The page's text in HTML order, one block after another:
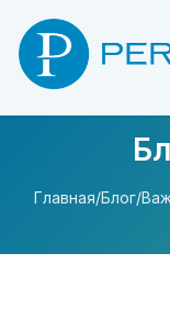
Главная/Блог/